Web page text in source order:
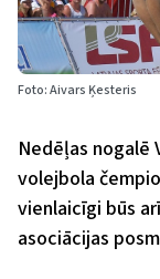
Foto: Aivars Ķesteris
Nedēļas nogalē
volejbola
vienlaicīgi būs
asociācijas